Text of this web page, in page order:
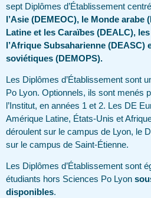
sept Diplômes d’Établissement
l’Asie (DEMEOC), le Monde arabe
Latine et les Caraïbes (DEALC),
l’Afrique Subsaharienne (DEASC)
soviétiques (DEMOPS).
Les Diplômes d’Établissement sont
Po Lyon. Optionnels, ils sont menés
l’Institut, en années 1 et 2. Les DE
Amérique Latine, États-Unis et
déroulent sur le campus de Lyon, le
sur le campus de Saint-Étienne.
Les Diplômes d’Établissement sont
étudiants hors Sciences Po Lyon
disponibles.